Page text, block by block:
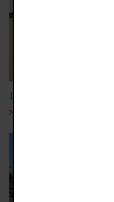
113學年法國學生來校參訪
2024-10-22